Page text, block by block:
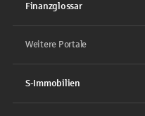
Finanzglossar
Weitere Portale
S-Immobilien